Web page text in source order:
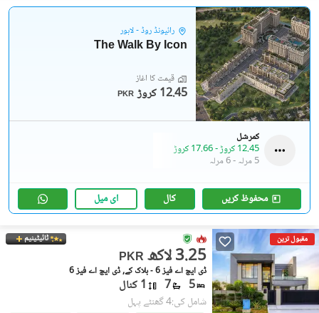
رائیونڈ روڈ - لاہور
The Walk By Icon
قیمت کا آغاز
PKR 12.45 کروڑ
کمرشل
12.45 کروڑ
-17.66 کروڑ
5 مرلہ
-6 مرلہ
محفوظ کریں کال ای میل
مقبول ترین ٹائیٹینیم
PKR 3.25 لاکھ
ڈی ایچ اے فیز 6 - بلاک کے, ڈی ایچ اے فیز 6
5
7 1 کنال
شامل کی:4 گھنٹے پہل